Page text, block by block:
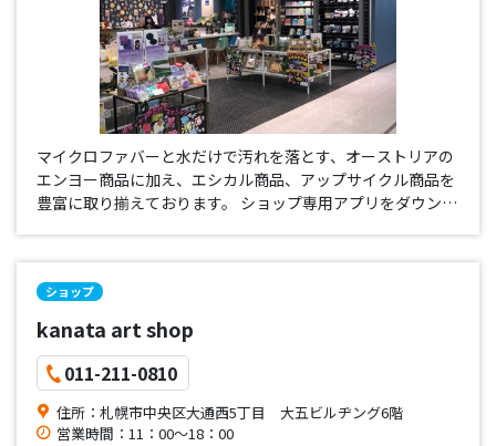
マイクロファバーと水だけで汚れを落とす、オーストリアの
エンヨー商品に加え、エシカル商品、アップサイクル商品を
豊富に取り揃えております。 ショップ専用アプリをダウンロ
ショップ
kanata art shop
011-211-0810
住所：札幌市中央区大通西5丁目 大五ビルヂング6階
営業時間：11：00～18：00